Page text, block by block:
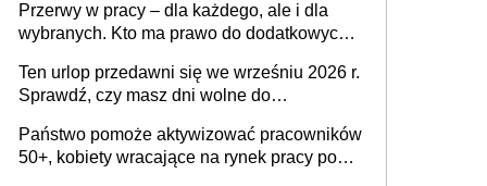
dofinansowań czy refundacji, ale bariery po
stronie systemu i świadomości
pracodawców [WYWIAD]
Przerwy w pracy – dla każdego, ale i dla
wybranych. Kto ma prawo do dodatkowych
Ten urlop przedawni się we wrześniu 2026 r.
Sprawdź, czy masz dni wolne do
Państwo pomoże aktywizować pracowników
50+, kobiety wracające na rynek pracy po